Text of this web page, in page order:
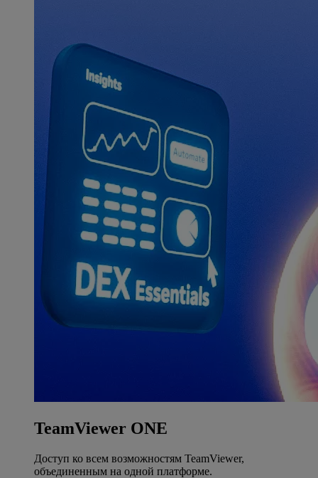
TeamViewer ONE
Доступ ко всем возможностям TeamViewer,
объединенным на одной платформе.